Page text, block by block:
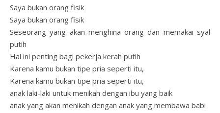
Saya bukan orang fisik
Saya bukan orang fisik
Seseorang yang akan menghina orang dan memakai syal
putih
Hal ini penting bagi pekerja kerah putih
Karena kamu bukan tipe pria seperti itu,
Karena kamu bukan tipe pria seperti itu,
anak laki-laki untuk menikah dengan ibu yang baik
anak yang akan menikah dengan anak yang membawa babi